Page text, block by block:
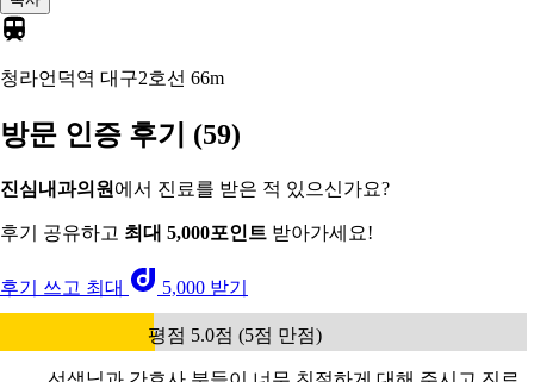
청라언덕역 대구2호선 66m
방문 인증 후기 (59)
진심내과의원 에서 진료를 받은 적 있으신가요?
후기 공유하고 최대 5,000포인트 받아가세요!
후기 쓰고 최대 5,000 받기
평점 5.0점 (5점 만점)